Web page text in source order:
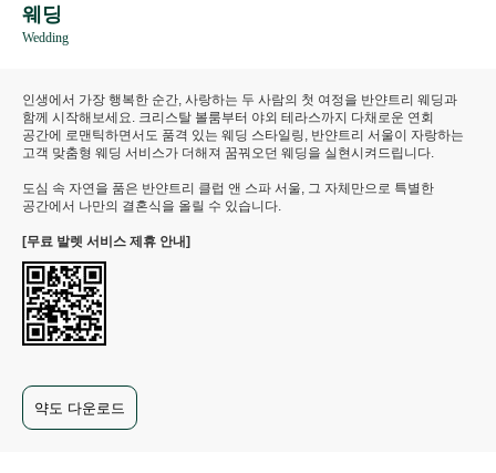
웨딩
Wedding
인생에서 가장 행복한 순간, 사랑하는 두 사람의 첫 여정을 반얀트리 웨딩과
함께 시작해보세요. 크리스탈 볼룸부터 야외 테라스까지 다채로운 연회
공간에 로맨틱하면서도 품격 있는 웨딩 스타일링, 반얀트리 서울이 자랑하는
고객 맞춤형 웨딩 서비스가 더해져 꿈꿔오던 웨딩을 실현시켜드립니다.
도심 속 자연을 품은 반얀트리 클럽 앤 스파 서울, 그 자체만으로 특별한
공간에서 나만의 결혼식을 올릴 수 있습니다.
[무료 발렛 서비스 제휴 안내]
약도 다운로드